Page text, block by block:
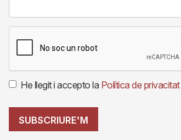
He llegit i accepto la Política de privacitat
SUBSCRIURE'M